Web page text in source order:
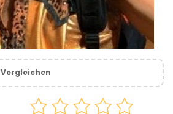
Vergleichen